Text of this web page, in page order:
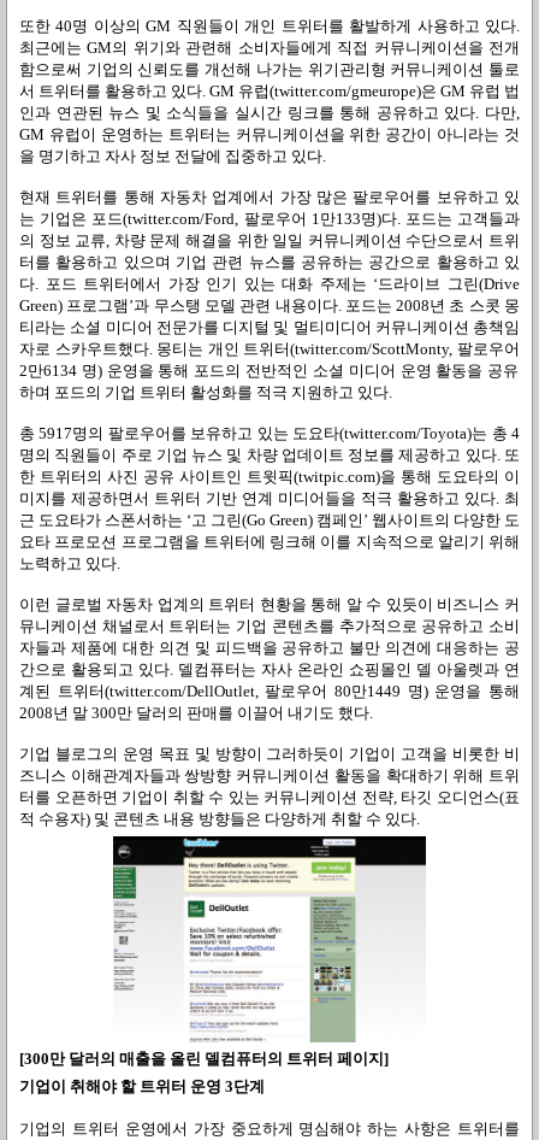
또한 40명 이상의 GM 직원들이 개인 트위터를 활발하게 사용하고 있다.
최근에는 GM의 위기와 관련해 소비자들에게 직접 커뮤니케이션을 전개
함으로써 기업의 신뢰도를 개선해 나가는 위기관리형 커뮤니케이션 툴로
서 트위터를 활용하고 있다. GM 유럽(twitter.com/gmeurope)은 GM 유럽 법
인과 연관된 뉴스 및 소식들을 실시간 링크를 통해 공유하고 있다. 다만,
GM 유럽이 운영하는 트위터는 커뮤니케이션을 위한 공간이 아니라는 것
을 명기하고 자사 정보 전달에 집중하고 있다.
현재 트위터를 통해 자동차 업계에서 가장 많은 팔로우어를 보유하고 있
는 기업은 포드(twitter.com/Ford, 팔로우어 1만133명)다. 포드는 고객들과
의 정보 교류, 차량 문제 해결을 위한 일일 커뮤니케이션 수단으로서 트위
터를 활용하고 있으며 기업 관련 뉴스를 공유하는 공간으로 활용하고 있
다. 포드 트위터에서 가장 인기 있는 대화 주제는 ‘드라이브 그린(Drive
Green) 프로그램 ’과 무스탱 모델 관련 내용이다. 포드는 2008년 초 스콧 몽
티라는 소셜 미디어 전문가를 디지털 및 멀티미디어 커뮤니케이션 총책임
자로 스카우트했다. 몽티는 개인 트위터(twitter.com/ScottMonty,팔로우어
2만6134 명) 운영을 통해 포드의 전반적인 소셜 미디어 운영 활동을 공유
하며 포드의 기업 트위터 활성화를 적극 지원하고 있다.
총 5917명의 팔로우어를 보유하고 있는 도요타(twitter.com/Toyota)는 총 4
명의 직원들이 주로 기업 뉴스 및 차량 업데이트 정보를 제공하고 있다. 또
한 트위터의 사진 공유 사이트인 트윗픽(twitpic.com)을 통해 도요타의 이
미지를 제공하면서 트위터 기반 연계 미디어들을 적극 활용하고 있다. 최
근 도요타가 스폰서하는 ‘고 그린(Go Green) 캠페인 ’ 웹사이트의 다양한 도
요타 프로모션 프로그램을 트위터에 링크해 이를 지속적으로 알리기 위해
노력하고 있다.
이런 글로벌 자동차 업계의 트위터 현황을 통해 알 수 있듯이 비즈니스 커
뮤니케이션 채널로서 트위터는 기업 콘텐츠를 추가적으로 공유하고 소비
자들과 제품에 대한 의견 및 피드백을 공유하고 불만 의견에 대응하는 공
간으로 활용되고 있다. 델컴퓨터는 자사 온라인 쇼핑몰인 델 아울렛과 연
계된 트위터(twitter.com/DellOutlet,팔로우어 80만1449 명) 운영을 통해
2008년 말 300만 달러의 판매를 이끌어 내기도 했다.
기업 블로그의 운영 목표 및 방향이 그러하듯이 기업이 고객을 비롯한 비
즈니스 이해관계자들과 쌍방향 커뮤니케이션 활동을 확대하기 위해 트위
터를 오픈하면 기업이 취할 수 있는 커뮤니케이션 전략, 타깃 오디언스(표
적 수용자) 및 콘텐츠 내용 방향들은 다양하게 취할 수 있다.
[300만 달러의 매출을 올린 델컴퓨터의 트위터 페이지]
기업이 취해야 할 트위터 운영 3단계
기업의 트위터 운영에서 가장 중요하게 명심해야 하는 사항은 트위터를